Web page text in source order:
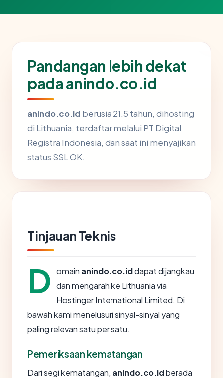
Pandangan lebih dekat
pada anindo.co.id
anindo.co.id berusia 21.5 tahun, dihosting
di Lithuania, terdaftar melalui PT Digital
Registra Indonesia, dan saat ini menyajikan
status SSL OK.
Tinjauan Teknis
D omain anindo.co.iddapat dijangkau
dan mengarah ke Lithuania via
Hostinger International Limited. Di
bawah kami menelusuri sinyal-sinyal yang
paling relevan satu per satu.
Pemeriksaan kematangan
Dari segi kematangan, anindo.co.idberada